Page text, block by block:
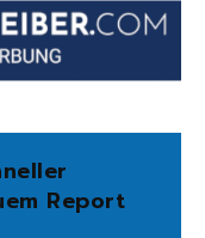
Report